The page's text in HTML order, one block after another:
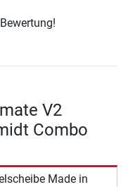
V2
Combo
Made in